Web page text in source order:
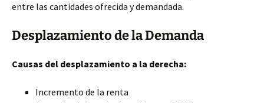
entre las cantidades ofrecida y demandada.
Desplazamiento de la Demanda
Causas del desplazamiento a la derecha:
Incremento de la renta